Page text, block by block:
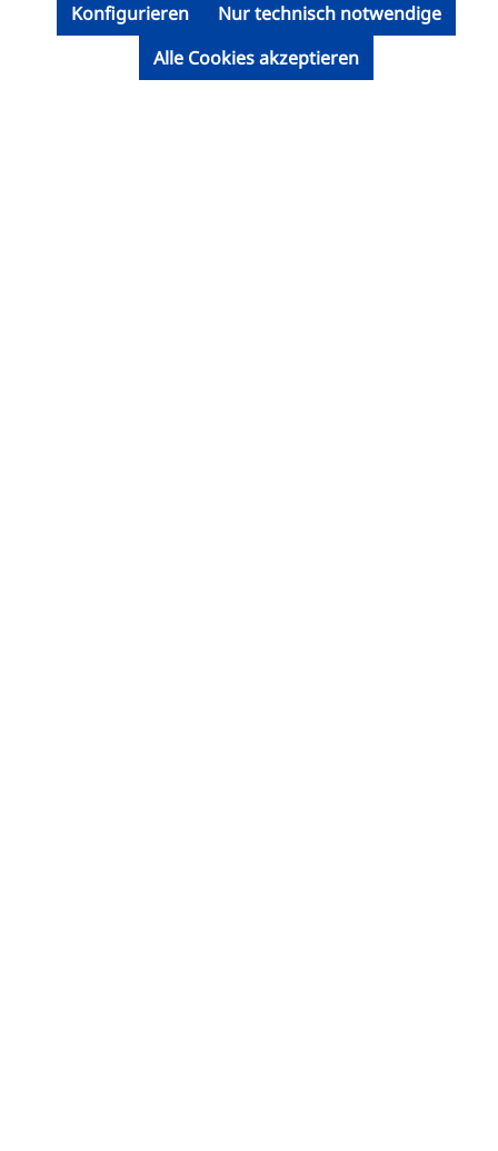
Nur technisch notwendige
Konfigurieren
Alle Cookies akzeptieren